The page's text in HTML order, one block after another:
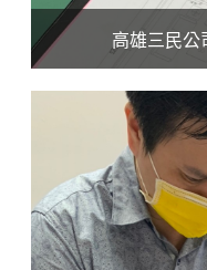
高雄三民公